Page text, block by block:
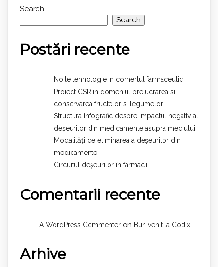
Search
Search
Postări recente
Noile tehnologie in comertul farmaceutic
Proiect CSR in domeniul prelucrarea si
conservarea fructelor si legumelor
Structura infografic despre impactul negativ al
deșeurilor din medicamente asupra mediului
Modalități de eliminarea a deșeurilor din
medicamente
Circuitul deșeurilor în farmacii
Comentarii recente
A WordPress Commenter on Bun venit la Codix!
Arhive